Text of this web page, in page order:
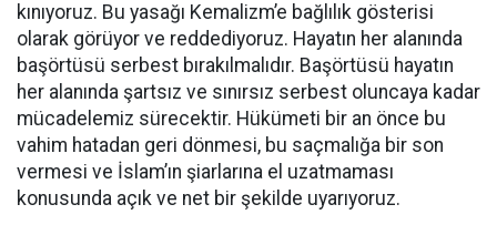
kınıyoruz. Bu yasağı Kemalizm’e bağlılık gösterisi
olarak görüyor ve reddediyoruz. Hayatın her alanında
başörtüsü serbest bırakılmalıdır. Başörtüsü hayatın
her alanında şartsız ve sınırsız serbest oluncaya kadar
mücadelemiz sürecektir. Hükümeti bir an önce bu
vahim hatadan geri dönmesi, bu saçmalığa bir son
vermesi ve İslam’ın şiarlarına el uzatmaması
konusunda açık ve net bir şekilde uyarıyoruz.